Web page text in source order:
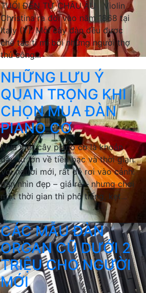
TUỔI ĐẾN TỪ CHÂU ÂU Violin
Christina ra đời vào năm 1868 tại
Italy (Ý). Mỗi cây đàn đều được
chế tác tỉ mỉ bởi những người thợ
thủ công...
NHỮNG LƯU Ý
QUAN TRỌNG KHI
CHỌN MUA ĐÀN
PIANO CƠ
Mua một cây piano cơ là khoản
đầu tư lớn về tiền bạc và thời gian.
Với người mới, rất dễ rơi vào cảnh:
đàn nhìn đẹp – giá rẻ – nhưng chơi
một thời gian thì phô tiếng, kẹt...
CÁC MẪU ĐÀN
ORGAN CŨ DƯỚI 2
TRIỆU CHO NGƯỜI
MỚI